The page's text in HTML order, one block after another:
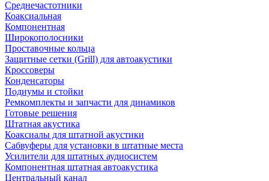
Среднечастотники
Коаксиальная
Компонентная
Широкополосники
Проставочные кольца
Защитные сетки (Grill) для автоакустики
Кроссоверы
Конденсаторы
Подиумы и стойки
Ремкомплекты и запчасти для динамиков
Готовые решения
Штатная акустика
Коаксиалы для штатной акустики
Сабвуферы для установки в штатные места
Усилители для штатных аудиосистем
Компонентная штатная автоакустика
Центральный канал